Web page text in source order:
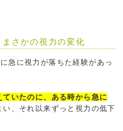
さかの視力の変化
急に視力が落ちた経験があっ
いたのに、ある時から急に
い、それ以来ずっと視力の低下